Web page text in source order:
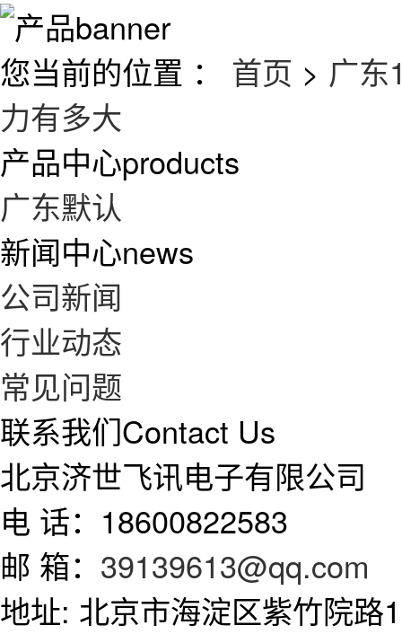
您当前的位置 ： 首页 > 广东
力有多大
产品中心products
广东默认
新闻中心news
公司新闻
行业动态
常见问题
联系我们Contact Us
北京济世飞讯电子有限公司
电 话：18600822583
邮 箱： 39139613@qq.com
地址: 北京市海淀区紫竹院路